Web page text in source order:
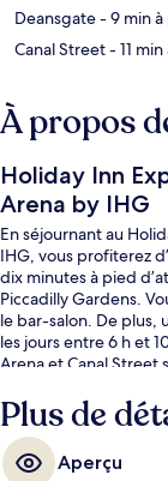
Deansgate- 9 min
Canal Street- 11
À propos
Holiday Inn
Arena by IHG
En séjournant au
IHG, vous profiterez
dix minutes à pied
Piccadilly Gardens.
le bar-salon. De
les jours entre 6 h et
Arena et Canal Street
L’hébergement se
commun : Arrêt de
de métro léger
Plus de
Aperçu